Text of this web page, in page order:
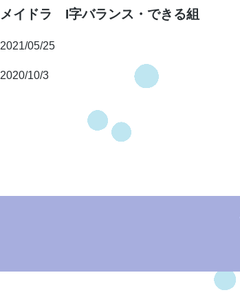
メイドラ I字バランス・できる組
2021/05/25
2020/10/3